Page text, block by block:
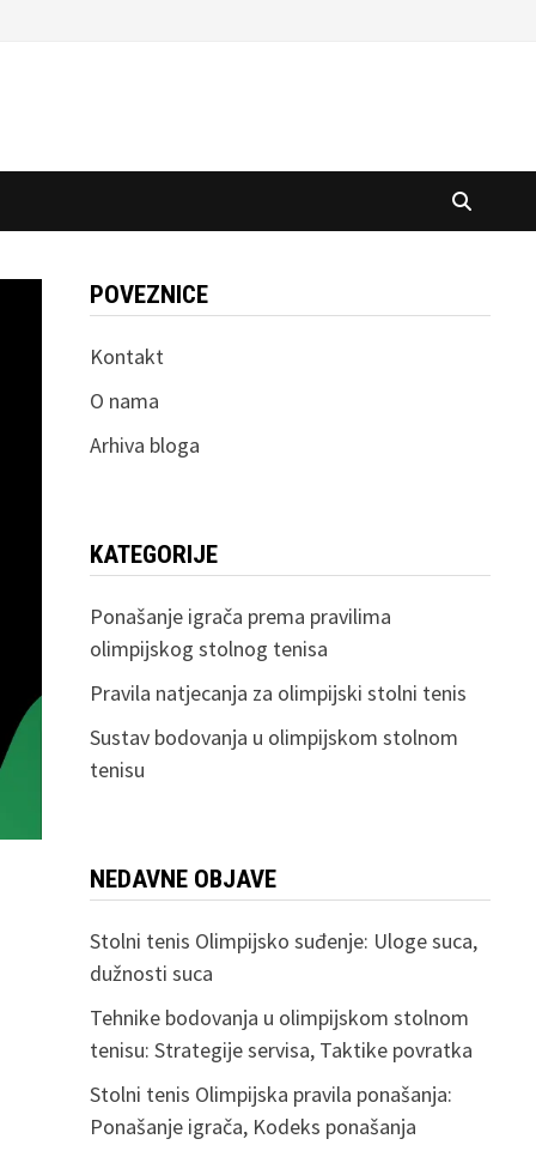
POVEZNICE
Kontakt
O nama
Arhiva bloga
KATEGORIJE
Ponašanje igrača prema pravilima
olimpijskog stolnog tenisa
Pravila natjecanja za olimpijski stolni tenis
Sustav bodovanja u olimpijskom stolnom
tenisu
NEDAVNE OBJAVE
Stolni tenis Olimpijsko suđenje: Uloge suca,
dužnosti suca
Tehnike bodovanja u olimpijskom stolnom
tenisu: Strategije servisa, Taktike povratka
Stolni tenis Olimpijska pravila ponašanja:
Ponašanje igrača, Kodeks ponašanja